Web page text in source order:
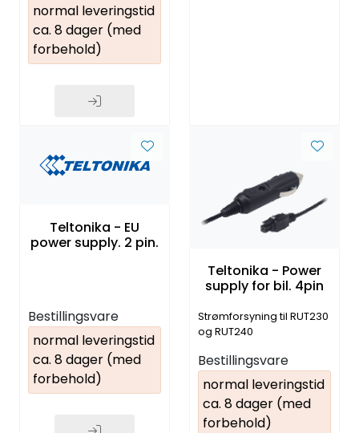
normal leveringstid
ca. 8 dager (med
forbehold)
Teltonika - EU
power supply. 2 pin.
Bestillingsvare
normal leveringstid
ca. 8 dager (med
forbehold)
Teltonika - Power
supply for bil. 4pin
Strømforsyning til RUT230
og RUT240
Bestillingsvare
normal leveringstid
ca. 8 dager (med
forbehold)